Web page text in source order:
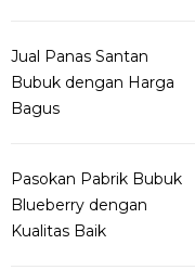
Jual Panas Santan
Bubuk dengan Harga
Bagus
Pasokan Pabrik Bubuk
Blueberry dengan
Kualitas Baik